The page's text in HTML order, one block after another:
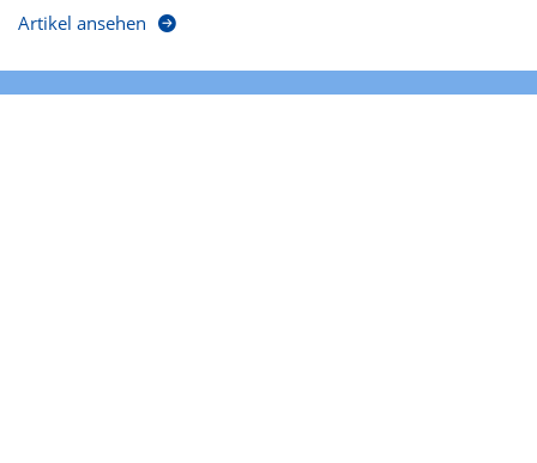
Artikel ansehen